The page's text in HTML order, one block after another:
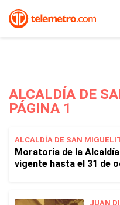
ALCALDÍA DE
PÁGINA 1
ALCALDÍA DE SAN
Moratoria de la
vigente hasta el 31 de
JUAN